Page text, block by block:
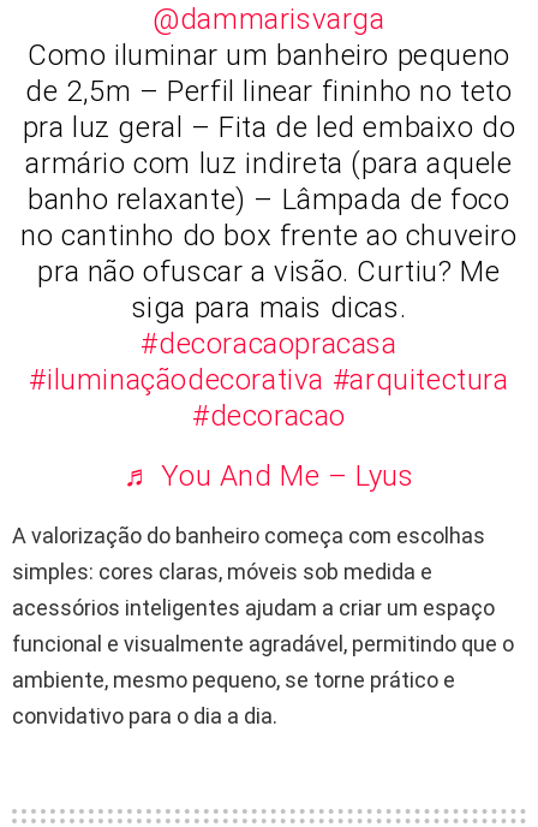
@dammarisvarga
Como iluminar um banheiro pequeno
de 2,5m – Perfil linear fininho no teto
pra luz geral – Fita de led embaixo do
armário com luz indireta (para aquele
banho relaxante) – Lâmpada de foco
no cantinho do box frente ao chuveiro
pra não ofuscar a visão. Curtiu? Me
siga para mais dicas.
#decoracaopracasa
#iluminaçãodecorativa #arquitectura
#decoracao
♬ You And Me – Lyus
A valorização do banheiro começa com escolhas
simples: cores claras, móveis sob medida e
acessórios inteligentes ajudam a criar um espaço
funcional e visualmente agradável, permitindo que o
ambiente, mesmo pequeno, se torne prático e
convidativo para o dia a dia.